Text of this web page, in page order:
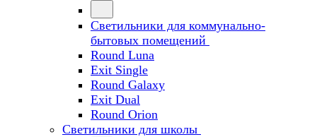
Светильники для коммунально-
бытовых помещений
Round Luna
Exit Single
Round Galaxy
Exit Dual
Round Orion
Светильники для школы